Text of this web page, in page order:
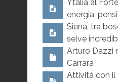
Ytalia al
energia,
Siena, tra
selve
Arturo Dazzi
Carrara
Attività con il